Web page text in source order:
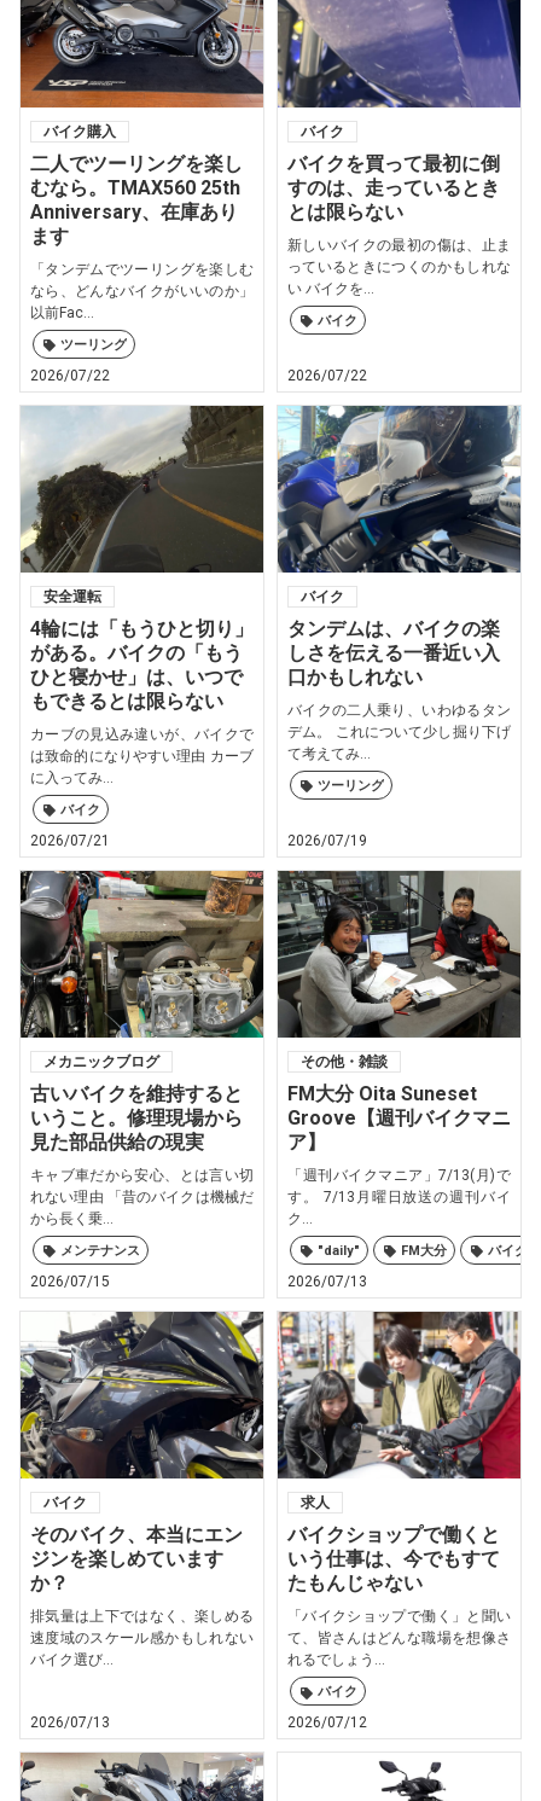
バイク購入
二人でツーリングを楽し
むなら。TMAX560 25th
Anniversary、在庫あり
ます
「タンデムでツーリングを楽しむ
なら、どんなバイクがいいのか」
以前Fac...
ツーリング
2026/07/22
バイク
バイクを買って最初に倒
すのは、走っているとき
とは限らない
新しいバイクの最初の傷は、止ま
っているときにつくのかもしれな
い バイクを...
バイク
2026/07/22
安全運転
4輪には「もうひと切り」
がある。バイクの「もう
ひと寝かせ」は、いつで
もできるとは限らない
カーブの見込み違いが、バイクで
は致命的になりやすい理由 カーブ
に入ってみ...
バイク
2026/07/21
バイク
タンデムは、バイクの楽
しさを伝える一番近い入
口かもしれない
バイクの二人乗り、いわゆるタン
デム。 これについて少し掘り下げ
て考えてみ...
ツーリング
2026/07/19
メカニックブログ
古いバイクを維持すると
いうこと。修理現場から
見た部品供給の現実
キャブ車だから安心、とは言い切
れない理由 「昔のバイクは機械だ
から長く乗...
メンテナンス
2026/07/15
その他・雑談
FM大分 Oita Suneset
Groove【週刊バイクマニ
ア】
「週刊バイクマニア」7/13(月)で
す。 7/13月曜日放送の週刊バイ
ク...
"daily" FM大分 バイク
2026/07/13
バイク
そのバイク、本当にエン
ジンを楽しめています
か？
排気量は上下ではなく、楽しめる
速度域のスケール感かもしれない
バイク選び...
2026/07/13
求人
バイクショップで働くと
いう仕事は、今でもすて
たもんじゃない
「バイクショップで働く」と聞い
て、皆さんはどんな職場を想像さ
れるでしょう...
バイク
2026/07/12